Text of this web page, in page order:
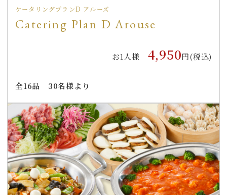
ケータリングプランD アルーズ
Catering Plan D Arouse
お1人様 4,950円(税込)
全16品 30名様より